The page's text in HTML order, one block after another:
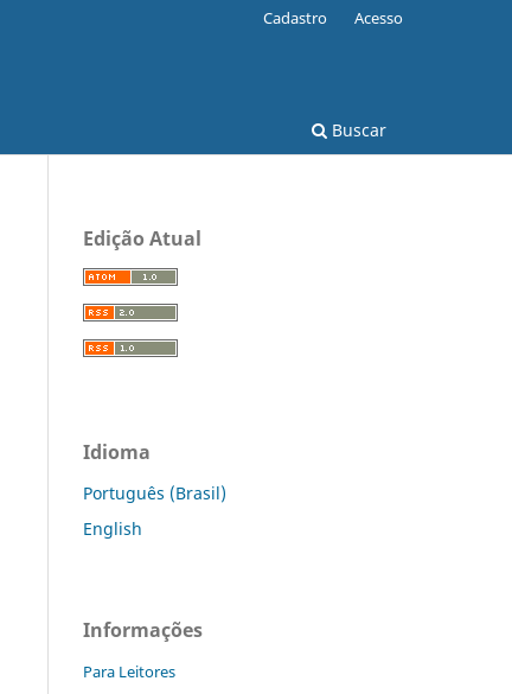
Buscar
Cadastro Acesso
Edição Atual
Idioma
Português (Brasil)
English
Informações
Para Leitores